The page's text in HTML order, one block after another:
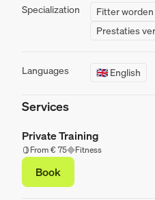
Specialization Fitter worden
Prestaties
Languages 🇬🇧 English
Services
Private Training
From € 75 Fitness
Book